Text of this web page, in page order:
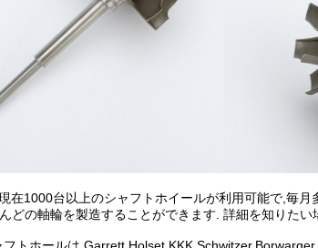
在1000台以上のシャフトホイールが利用可能で,毎
どの軸輪を製造することができます. 詳細を知りたい